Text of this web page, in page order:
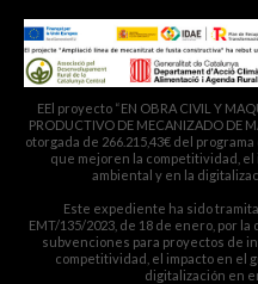
EEl proyecto “EN OBRA CIVIL Y
PRODUCTIVO DE MECANIZADO DE
otorgada de 266.215,43€ del
que mejoren la competitividad,
ambiental y en la
Este expediente ha sido
EMT/135/2023, de 18 de enero, por
subvenciones para proyectos de
competitividad, el impacto en el
digitalización en